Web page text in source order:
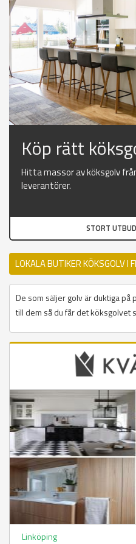
Köp rätt
Hitta massor av köksgolv
leverantörer.
STORT
LOKALA BUTIKER KÖKSGOLV I
De som säljer golv är duktiga
till dem så du får det köksgolvet
Linköping